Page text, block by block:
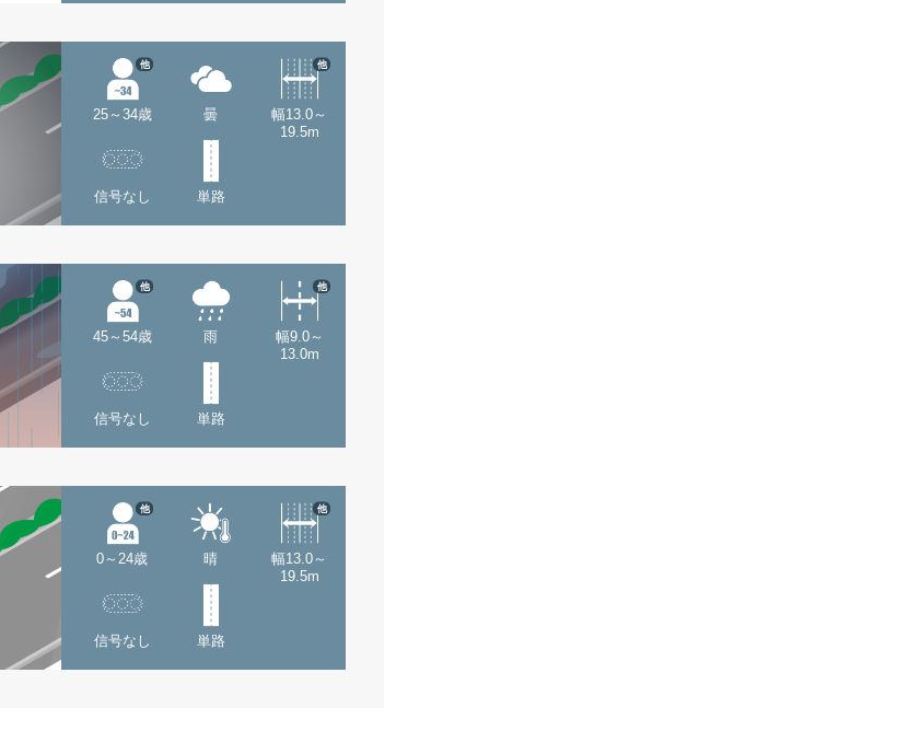
25～34歳
他
曇
幅13.0～
19.5m
他
信号なし 単路
45～54歳
他
雨
幅9.0～
13.0m
他
信号なし 単路
0～24歳
他
晴
幅13.0～
19.5m
他
信号なし 単路